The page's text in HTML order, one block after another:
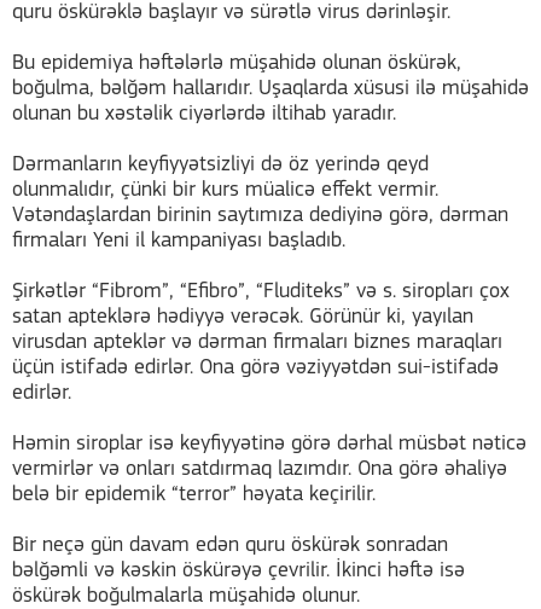
quru öskürəklə başlayır və sürətlə virus dərinləşir.
Bu epidemiya həftələrlə müşahidə olunan öskürək,
boğulma, bəlğəm hallarıdır. Uşaqlarda xüsusi ilə müşahidə
olunan bu xəstəlik ciyərlərdə iltihab yaradır.
Dərmanların keyfiyyətsizliyi də öz yerində qeyd
olunmalıdır, çünki bir kurs müalicə effekt vermir.
Vətəndaşlardan birinin saytımıza dediyinə görə, dərman
firmaları Yeni il kampaniyası başladıb.
Şirkətlər “Fibrom”, “Efibro”, “Fluditeks” və s. siropları çox
satan apteklərə hədiyyə verəcək. Görünür ki, yayılan
virusdan apteklər və dərman firmaları biznes maraqları
üçün istifadə edirlər. Ona görə vəziyyətdən sui-istifadə
edirlər.
Həmin siroplar isə keyfiyyətinə görə dərhal müsbət nəticə
vermirlər və onları satdırmaq lazımdır. Ona görə əhaliyə
belə bir epidemik “terror” həyata keçirilir.
Bir neçə gün davam edən quru öskürək sonradan
bəlğəmli və kəskin öskürəyə çevrilir. İkinci həftə isə
öskürək boğulmalarla müşahidə olunur.